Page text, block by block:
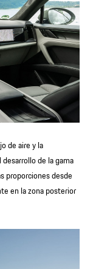
de aire y la
de la gama
proporciones desde
en la zona posterior